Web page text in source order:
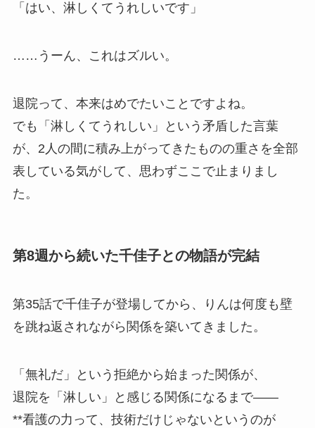
「はい、淋しくてうれしいです」
……うーん、これはズルい。
退院って、本来はめでたいことですよね。
でも「淋しくてうれしい」という矛盾した言葉
が、2人の間に積み上がってきたものの重さを全部
表している気がして、思わずここで止まりまし
た。
第8週から続いた千佳子との物語が完結
第35話で千佳子が登場してから、りんは何度も壁
を跳ね返されながら関係を築いてきました。
「無礼だ」という拒絶から始まった関係が、
退院を「淋しい」と感じる関係になるまで——
**看護の力って、技術だけじゃないというのが